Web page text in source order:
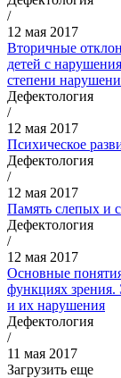
/
12 мая 2017
Вторичные
детей с
степени
Дефектология
/
12 мая 2017
Психическое
Дефектология
/
12 мая 2017
Память слепых и
Дефектология
/
12 мая 2017
Основные
функциях
и их нарушения
Дефектология
/
11 мая 2017
Загрузить еще